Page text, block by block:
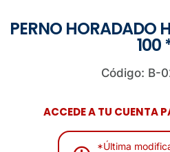
PERNO HORADADO
100
Código: B-
ACCEDE A TU CUENTA
*Última